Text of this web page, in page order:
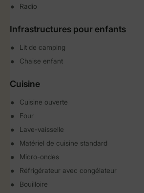
Radio
Infrastructures pour enfants
Lit de camping
Chaise enfant
Cuisine
Cuisine ouverte
Four
Lave-vaisselle
Matériel de cuisine standard
Micro-ondes
Réfrigérateur avec congélateur
Bouilloire